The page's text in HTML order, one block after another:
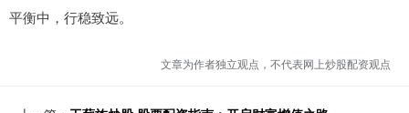
平衡中，行稳致远。
文章为作者独立观点，不代表网上炒股配资观点